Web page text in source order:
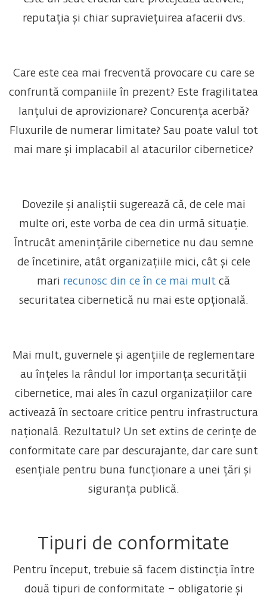
reputația și chiar supraviețuirea afacerii dvs.
Care este cea mai frecventă provocare cu care se
confruntă companiile în prezent? Este fragilitatea
lanțului de aprovizionare? Concurența acerbă?
Fluxurile de numerar limitate? Sau poate valul tot
mai mare și implacabil al atacurilor cibernetice?
Dovezile și analiștii sugerează că, de cele mai
multe ori, este vorba de cea din urmă situație.
Întrucât amenințările cibernetice nu dau semne
de încetinire, atât organizațiile mici, cât și cele
mari recunosc din ce în ce mai mult că
securitatea cibernetică nu mai este opțională.
Mai mult, guvernele și agențiile de reglementare
au înțeles la rândul lor importanța securității
cibernetice, mai ales în cazul organizațiilor care
activează în sectoare critice pentru infrastructura
națională. Rezultatul? Un set extins de cerințe de
conformitate care par descurajante, dar care sunt
esențiale pentru buna funcționare a unei țări și
siguranța publică.
Tipuri de conformitate
Pentru început, trebuie să facem distincția între
două tipuri de conformitate – obligatorie și